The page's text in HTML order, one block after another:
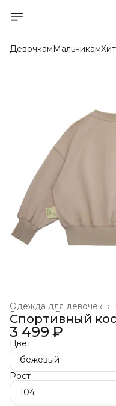
ДевочкамМальчикам
Одежда для девочек ›
Все товары ›
Главная ›
Спортивный
3 499 ₽
Цвет
бежевый
Рост
104